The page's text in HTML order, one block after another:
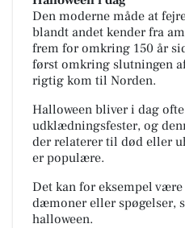
Den moderne måde at
blandt andet kender fra
frem for omkring 150 år
først omkring slutningen
rigtig kom til Norden.
Halloween bliver i dag
udklædningsfester, og
der relaterer til død eller
er populære.
Det kan for eksempel
dæmoner eller spøgelser,
halloween.